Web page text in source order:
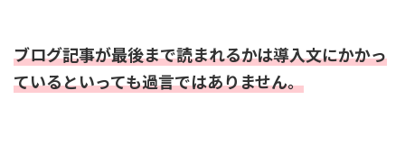
ブログ記事が最後まで読まれるかは導入文にかかっ
ているといっても過言ではありません。